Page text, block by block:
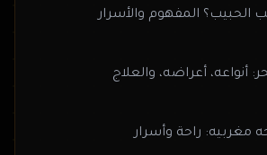
الحبيب؟ المفهوم والأسرار
أنواعه، أعراضه، والعلاج
مغربيه: راحة وأسرار